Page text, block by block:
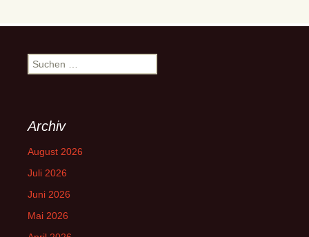
Suchen
nach:
Archiv
August 2026
Juli 2026
Juni 2026
Mai 2026